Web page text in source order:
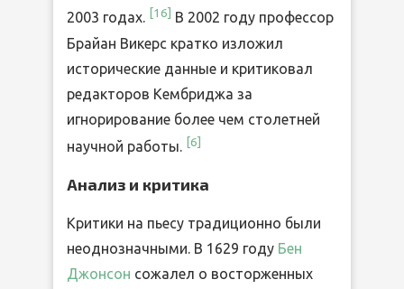
2003 годах.
16
В 2002 году профессор
Брайан Викерс кратко изложил
исторические данные и критиковал
редакторов Кембриджа за
игнорирование более чем столетней
научной работы. [6]
Анализ и критика
Критики на пьесу традиционно были
неоднозначными. В 1629 году Бен
Джонсон сожалел о восторженных